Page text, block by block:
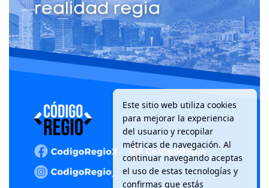
Este sitio web utiliza cookies
para mejorar la experiencia
del usuario y recopilar
métricas de navegación. Al
continuar navegando aceptas
el uso de estas tecnologías y
confirmas que estás